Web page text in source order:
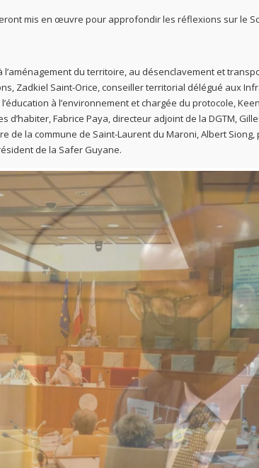
mis en œuvre pour approfondir les réflexions sur le
du territoire, au désenclavement et
Zadkiel Saint-Orice, conseiller territorial délégué aux
à l’environnement et chargée du protocole,
d’habiter, Fabrice Paya, directeur adjoint de la DGTM,
de la commune de Saint-Laurent du Maroni, Albert
de la Safer Guyane.